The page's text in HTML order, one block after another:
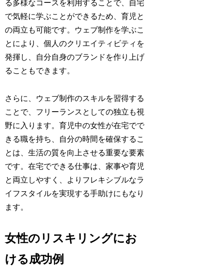
る多様なコースを利用することで、自宅
で気軽に学ぶことができるため、育児と
の両立も可能です。ウェブ制作を学ぶこ
とにより、個人のクリエイティビティを
発揮し、自分自身のブランドを作り上げ
ることもできます。
さらに、ウェブ制作のスキルを習得する
ことで、フリーランスとしての独立も視
野に入ります。育児中の女性が在宅でで
きる職を持ち、自分の時間を確保するこ
とは、生活の質を向上させる重要な要素
です。在宅でできる仕事は、家事や育児
と両立しやすく、よりフレキシブルなラ
イフスタイルを実現する手助けにもなり
ます。
女性のリスキリングにお
ける成功例